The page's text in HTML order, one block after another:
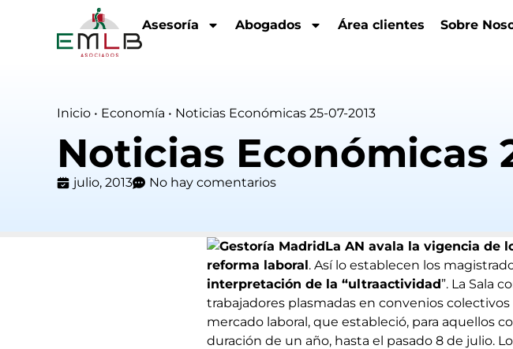
Asesoría Abogados Área clientes Sobre
Inicio • Economía • Noticias Económicas 25-07-2013
Noticias Económicas
julio, 2013 No hay comentarios
La AN avala la vigencia de
reforma laboral. Así lo establecen los
interpretación de la “ultraactividad”. La Sala
trabajadores plasmadas en convenios
mercado laboral, que estableció, para aquellos
duración de un año, hasta el pasado 8 de julio.